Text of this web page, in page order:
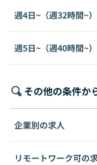
週4日~（週32時間~）
週5日~（週40時間~）
その他の条件か
企業別の求人
リモートワーク可の